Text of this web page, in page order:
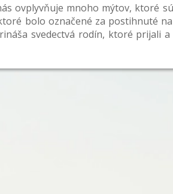
ovplyvňuje mnoho mýtov, ktoré
bolo označené za postihnuté
svedectvá rodín, ktoré prijali